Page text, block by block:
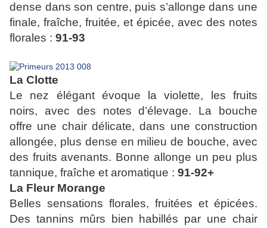
dense dans son centre, puis s’allonge dans une
finale, fraîche, fruitée, et épicée, avec des notes
florales : 91-93
La Clotte
Le nez élégant évoque la violette, les fruits
noirs, avec des notes d’élevage. La bouche
offre une chair délicate, dans une construction
allongée, plus dense en milieu de bouche, avec
des fruits avenants. Bonne allonge un peu plus
tannique, fraîche et aromatique : 91-92+
La Fleur Morange
Belles sensations florales, fruitées et épicées.
Des tannins mûrs bien habillés par une chair